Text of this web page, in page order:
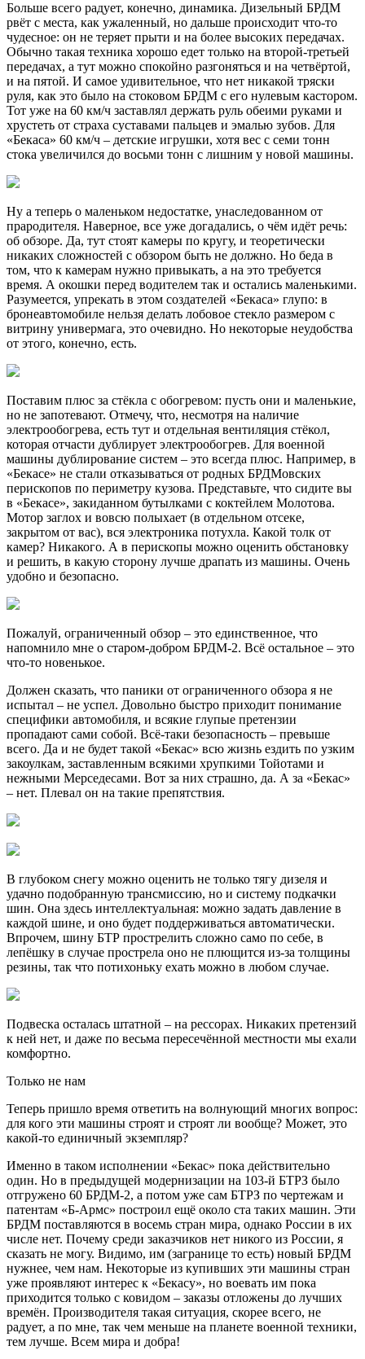
Больше всего радует, конечно, динамика. Дизельный БРДМ
рвёт с места, как ужаленный, но дальше происходит что-то
чудесное: он не теряет прыти и на более высоких передачах.
Обычно такая техника хорошо едет только на второй-третьей
передачах, а тут можно спокойно разгоняться и на четвёртой,
и на пятой. И самое удивительное, что нет никакой тряски
руля, как это было на стоковом БРДМ с его нулевым кастором.
Тот уже на 60 км/ч заставлял держать руль обеими руками и
хрустеть от страха суставами пальцев и эмалью зубов. Для
«Бекаса» 60 км/ч – детские игрушки, хотя вес с семи тонн
стока увеличился до восьми тонн с лишним у новой машины.
Ну а теперь о маленьком недостатке, унаследованном от
прародителя. Наверное, все уже догадались, о чём идёт речь:
об обзоре. Да, тут стоят камеры по кругу, и теоретически
никаких сложностей с обзором быть не должно. Но беда в
том, что к камерам нужно привыкать, а на это требуется
время. А окошки перед водителем так и остались маленькими.
Разумеется, упрекать в этом создателей «Бекаса» глупо: в
бронеавтомобиле нельзя делать лобовое стекло размером с
витрину универмага, это очевидно. Но некоторые неудобства
от этого, конечно, есть.
Поставим плюс за стёкла с обогревом: пусть они и маленькие,
но не запотевают. Отмечу, что, несмотря на наличие
электрообогрева, есть тут и отдельная вентиляция стёкол,
которая отчасти дублирует электрообогрев. Для военной
машины дублирование систем – это всегда плюс. Например, в
«Бекасе» не стали отказываться от родных БРДМовских
перископов по периметру кузова. Представьте, что сидите вы
в «Бекасе», закиданном бутылками с коктейлем Молотова.
Мотор заглох и вовсю полыхает (в отдельном отсеке,
закрытом от вас), вся электроника потухла. Какой толк от
камер? Никакого. А в перископы можно оценить обстановку
и решить, в какую сторону лучше драпать из машины. Очень
удобно и безопасно.
Пожалуй, ограниченный обзор – это единственное, что
напомнило мне о старом-добром БРДМ-2. Всё остальное – это
что-то новенькое.
Должен сказать, что паники от ограниченного обзора я не
испытал – не успел. Довольно быстро приходит понимание
специфики автомобиля, и всякие глупые претензии
пропадают сами собой. Всё-таки безопасность – превыше
всего. Да и не будет такой «Бекас» всю жизнь ездить по узким
закоулкам, заставленным всякими хрупкими Тойотами и
нежными Мерседесами. Вот за них страшно, да. А за «Бекас»
– нет. Плевал он на такие препятствия.
В глубоком снегу можно оценить не только тягу дизеля и
удачно подобранную трансмиссию, но и систему подкачки
шин. Она здесь интеллектуальная: можно задать давление в
каждой шине, и оно будет поддерживаться автоматически.
Впрочем, шину БТР прострелить сложно само по себе, в
лепёшку в случае прострела оно не плющится из-за толщины
резины, так что потихоньку ехать можно в любом случае.
Подвеска осталась штатной – на рессорах. Никаких претензий
к ней нет, и даже по весьма пересечённой местности мы ехали
комфортно.
Только не нам
Теперь пришло время ответить на волнующий многих вопрос:
для кого эти машины строят и строят ли вообще? Может, это
какой-то единичный экземпляр?
Именно в таком исполнении «Бекас» пока действительно
один. Но в предыдущей модернизации на 103-й БТРЗ было
отгружено 60 БРДМ-2, а потом уже сам БТРЗ по чертежам и
патентам «Б-Армс» построил ещё около ста таких машин. Эти
БРДМ поставляются в восемь стран мира, однако России в их
числе нет. Почему среди заказчиков нет никого из России, я
сказать не могу. Видимо, им (загранице то есть) новый БРДМ
нужнее, чем нам. Некоторые из купивших эти машины стран
уже проявляют интерес к «Бекасу», но воевать им пока
приходится только с ковидом – заказы отложены до лучших
времён. Производителя такая ситуация, скорее всего, не
радует, а по мне, так чем меньше на планете военной техники,
тем лучше. Всем мира и добра!